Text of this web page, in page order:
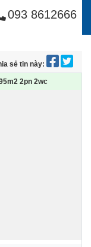
Phần
093 8612666
sẻ tin này:
2pn 2wc